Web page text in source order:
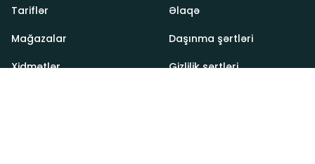
Tariflər
Mağazalar
Xidmətlər
Əlaqə
Daşınma şərtləri
Gizlilik şərtləri